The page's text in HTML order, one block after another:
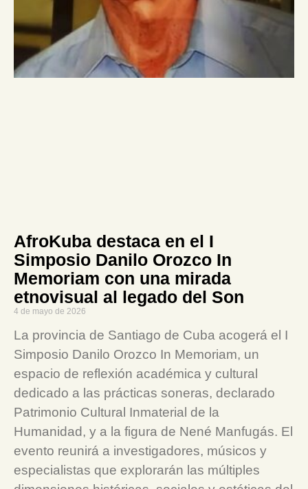
AfroKuba destaca en el I
Simposio Danilo Orozco In
Memoriam con una mirada
etnovisual al legado del Son
4 de mayo de 2026
La provincia de Santiago de Cuba acogerá el I
Simposio Danilo Orozco In Memoriam, un
espacio de reflexión académica y cultural
dedicado a las prácticas soneras, declarado
Patrimonio Cultural Inmaterial de la
Humanidad, y a la figura de Nené Manfugás. El
evento reunirá a investigadores, músicos y
especialistas que explorarán las múltiples